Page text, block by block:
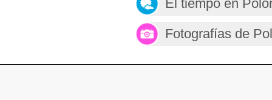
El tiempo en
Fotografías de